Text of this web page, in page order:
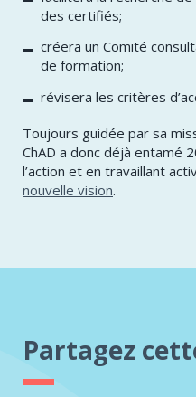
des certifiés;
créera un Comité
de formation;
révisera les critères
Toujours guidée par sa
ChAD a donc déjà entamé
l’action et en travaillant
nouvelle vision.
Partagez